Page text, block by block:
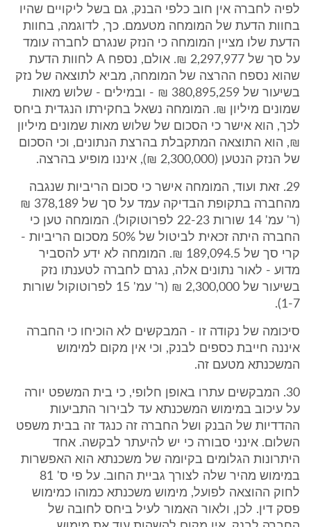
לפיה לחברה אין חוב כלפי הבנק, גם בשל ליקויים שהיו
בחוות הדעת של המומחה מטעמם. כך, לדוגמה, בחוות
הדעת שלו מציין המומחה כי הנזק שנגרם לחברה עומד
על סך של 2,297,977 ₪. אולם, נספח A לחוות הדעת
שהוא נספח ההרצה של המומחה, מביא לתוצאה של נזק
בשיעור של 380,895,259 ₪ - ובמילים - שלוש מאות
שמונים מיליון ₪. המומחה נשאל בחקירתו הנגדית ביחס
לכך, הוא אישר כי הסכום של שלוש מאות שמונים מיליון
₪, הוא התוצאה המתקבלת בהרצת הנתונים, וכי הסכום
של הנזק הנטען (2,300,000 ₪), איננו מופיע בהרצה.
29. זאת ועוד, המומחה אישר כי סכום הריביות שנגבה
מהחברה בתקופת הבדיקה עמד על סך של 378,189 ₪
(ר' עמ' 14 שורות 22-23 לפרוטוקול). המומחה טען כי
החברה היתה זכאית לביטול של 50% מסכום הריביות -
קרי סך של 189,094.5 ₪. המומחה לא ידע להסביר
מדוע - לאור נתונים אלה, נגרם לחברה לטענתו נזק
בשיעור של 2,300,000 ₪ (ר' עמ' 15 לפרוטוקול שורות
1-7).
סיכומה של נקודה זו - המבקשים לא הוכיחו כי החברה
איננה חייבת כספים לבנק, וכי אין מקום למימוש
המשכנתא מטעם זה.
30. המבקשים עתרו באופן חלופי, כי בית המשפט יורה
על עיכוב במימוש המשכנתא עד לבירור התביעות
ההדדיות של הבנק ושל החברה זה כנגד זה בבית משפט
השלום. אינני סבורה כי יש להיעתר לבקשה. אחד
היתרונות הגלומים בקיומה של משכנתא הוא האפשרות
במימוש מהיר שלה לצורך גביית החוב. על פי ס' 81
לחוק ההוצאה לפועל, מימוש משכנתא כמוהו כמימוש
פסק דין. לכן, ולאור האמור לעיל ביחס לחובה של